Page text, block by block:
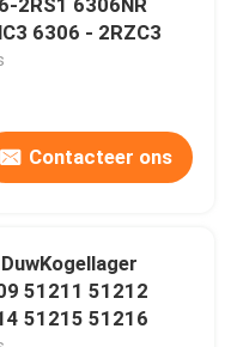
2RS1 6306NR
6306 - 2RZC3
Contacteer ons
51211 51212
51215 51216